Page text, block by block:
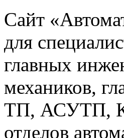
Сайт
для
главных
механиков,
ТП, АСУТП,
отделов